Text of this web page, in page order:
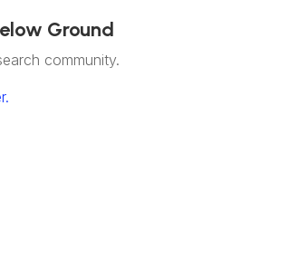
Ground
community.